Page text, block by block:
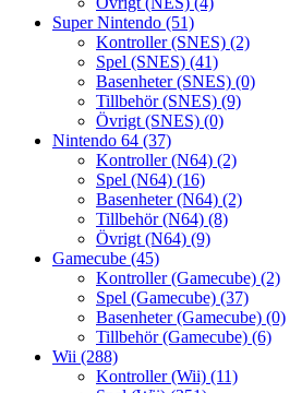
Super Nintendo (51)
Kontroller (SNES) (2)
Spel (SNES) (41)
Basenheter (SNES) (0)
Tillbehör (SNES) (9)
Övrigt (SNES) (0)
Nintendo 64 (37)
Kontroller (N64) (2)
Spel (N64) (16)
Basenheter (N64) (2)
Tillbehör (N64) (8)
Övrigt (N64) (9)
Gamecube (45)
Kontroller (Gamecube) (2)
Spel (Gamecube) (37)
Basenheter (Gamecube) (0)
Tillbehör (Gamecube) (6)
Wii (288)
Kontroller (Wii) (11)